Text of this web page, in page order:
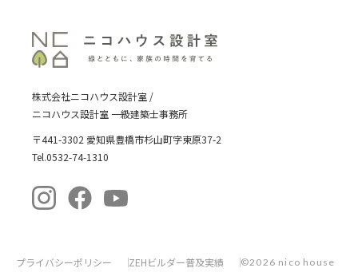
株式会社ニコハウス設計室 /
ニコハウス設計室 一級建築士事務所
〒441-3302 愛知県豊橋市杉山町字東原37-2
Tel.0532-74-1310
プライバシーポリシー ZEHビルダー普及実績 ©2026 nico house